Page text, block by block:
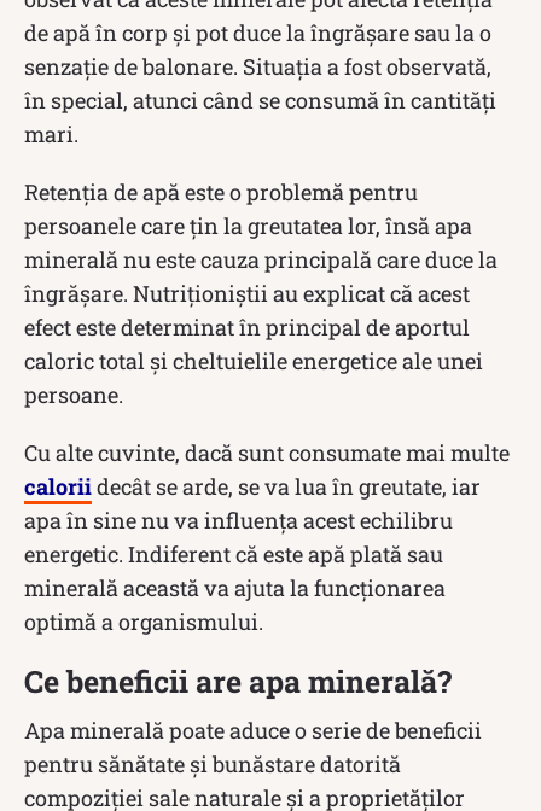
de apă în corp și pot duce la îngrășare sau la o
senzație de balonare. Situația a fost observată,
în special, atunci când se consumă în cantități
mari.
Retenția de apă este o problemă pentru
persoanele care țin la greutatea lor, însă apa
minerală nu este cauza principală care duce la
îngrășare. Nutriționiștii au explicat că acest
efect este determinat în principal de aportul
caloric total și cheltuielile energetice ale unei
persoane.
Cu alte cuvinte, dacă sunt consumate mai multe
caloriidecât se arde, se va lua în greutate, iar
apa în sine nu va influența acest echilibru
energetic. Indiferent că este apă plată sau
minerală această va ajuta la funcționarea
optimă a organismului.
Ce beneficii are apa minerală?
Apa minerală poate aduce o serie de beneficii
pentru sănătate și bunăstare datorită
compoziției sale naturale și a proprietăților